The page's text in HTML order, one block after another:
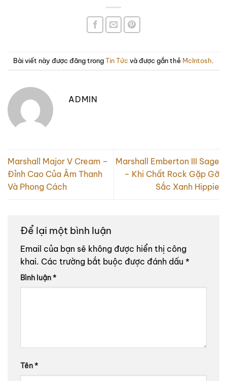
Bài viết này được đăng trongTin Tức và được gắn thẻ McIntosh.
ADMIN
Marshall Major V Cream –
Đỉnh Cao Của Âm Thanh
Và Phong Cách
Marshall Emberton III Sage
– Khi Chất Rock Gặp Gỡ
Sắc Xanh Hippie
Để lại một bình luận
Email của bạn sẽ không được hiển thị công
khai. Các trường bắt buộc được đánh dấu *
Bình luận*
Tên*